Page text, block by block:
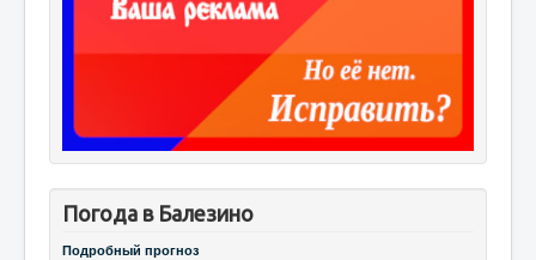
Погода в Балезино
Подробный прогноз